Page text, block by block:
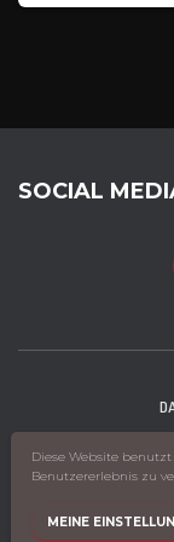
Diese Website
Benutzererlebnis zu
MEINE
SOCIAL
© 2022